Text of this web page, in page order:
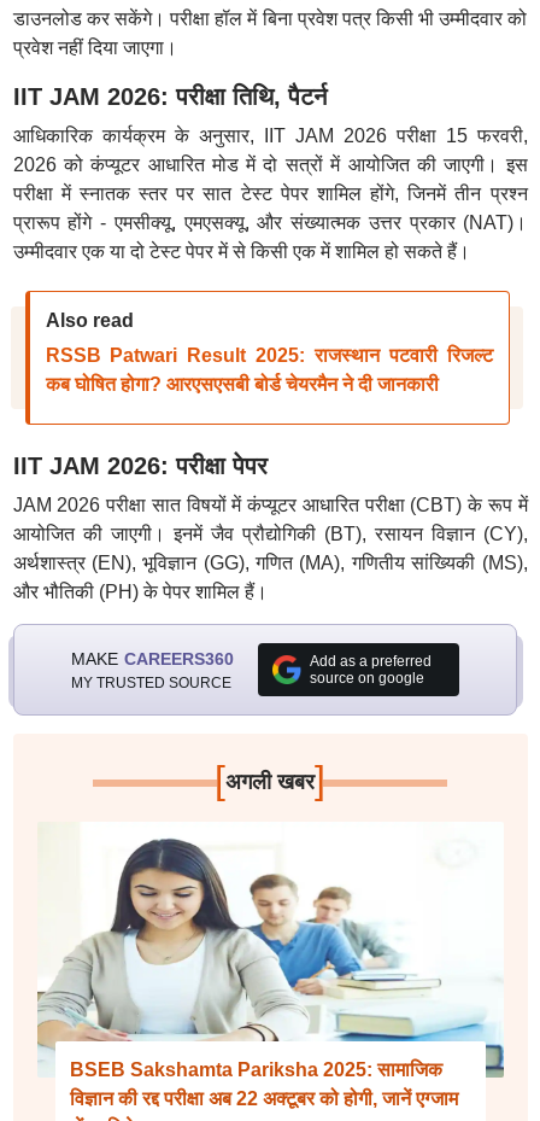
डाउनलोड कर सकेंगे। परीक्षा हॉल में बिना प्रवेश पत्र किसी भी उम्मीदवार को
प्रवेश नहीं दिया जाएगा।
IIT JAM 2026: परीक्षा तिथि, पैटर्न
आधिकारिक कार्यक्रम के अनुसार, IIT JAM 2026 परीक्षा 15 फरवरी,
2026 को कंप्यूटर आधारित मोड में दो सत्रों में आयोजित की जाएगी। इस
परीक्षा में स्नातक स्तर पर सात टेस्ट पेपर शामिल होंगे, जिनमें तीन प्रश्न
प्रारूप होंगे - एमसीक्यू, एमएसक्यू, और संख्यात्मक उत्तर प्रकार (NAT)।
उम्मीदवार एक या दो टेस्ट पेपर में से किसी एक में शामिल हो सकते हैं।
Also read
RSSB Patwari Result 2025: राजस्थान पटवारी रिजल्ट
कब घोषित होगा? आरएसएसबी बोर्ड चेयरमैन ने दी जानकारी
IIT JAM 2026: परीक्षा पेपर
JAM 2026 परीक्षा सात विषयों में कंप्यूटर आधारित परीक्षा (CBT) के रूप में
आयोजित की जाएगी। इनमें जैव प्रौद्योगिकी (BT), रसायन विज्ञान (CY),
अर्थशास्त्र (EN), भूविज्ञान (GG), गणित (MA), गणितीय सांख्यिकी (MS),
और भौतिकी (PH) के पेपर शामिल हैं।
MAKE CAREERS360
MY TRUSTED SOURCE
Add as a preferred
source on google
[अगली खबर]
BSEB Sakshamta Pariksha 2025: सामाजिक
विज्ञान की रद्द परीक्षा अब 22 अक्टूबर को होगी, जानें एग्जाम